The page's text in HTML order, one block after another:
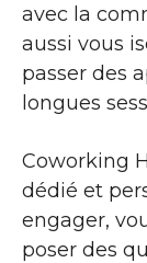
avec la
aussi vous
passer des
longues
Coworking
dédié et
engager,
poser des